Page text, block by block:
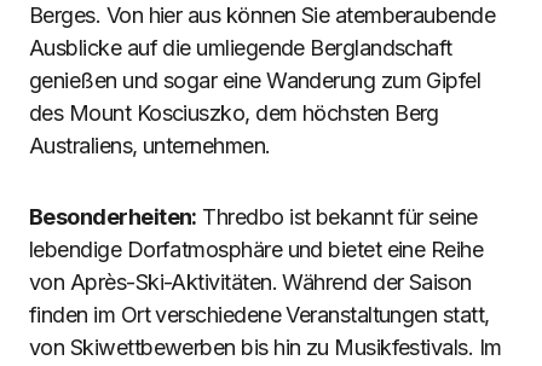
Berges. Von hier aus können Sie atemberaubende
Ausblicke auf die umliegende Berglandschaft
genießen und sogar eine Wanderung zum Gipfel
des Mount Kosciuszko, dem höchsten Berg
Australiens, unternehmen.
Besonderheiten: Thredbo ist bekannt für seine
lebendige Dorfatmosphäre und bietet eine Reihe
von Après-Ski-Aktivitäten. Während der Saison
finden im Ort verschiedene Veranstaltungen statt,
von Skiwettbewerben bis hin zu Musikfestivals. Im